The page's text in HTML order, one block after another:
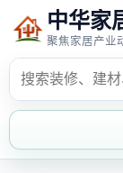
中华家
聚焦家居产业